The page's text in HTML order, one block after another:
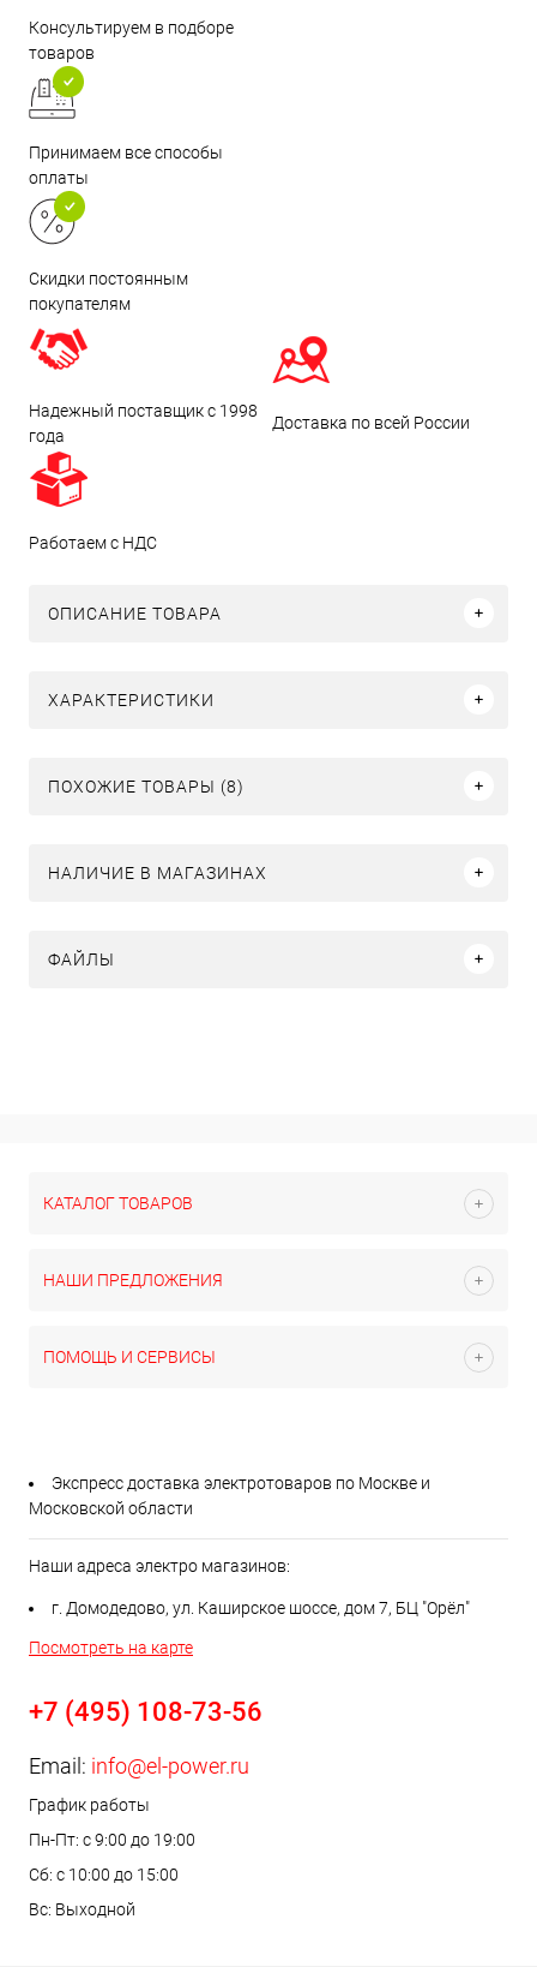
Консультируем в подборе
товаров
Принимаем все способы
оплаты
Скидки постоянным
покупателям
Надежный поставщик с 1998
года
Доставка по всей России
Работаем с НДС
ОПИСАНИЕ ТОВАРА
ХАРАКТЕРИСТИКИ
ПОХОЖИЕ ТОВАРЫ (8)
НАЛИЧИЕ В МАГАЗИНАХ
ФАЙЛЫ
КАТАЛОГ ТОВАРОВ
НАШИ ПРЕДЛОЖЕНИЯ
ПОМОЩЬ И СЕРВИСЫ
Экспресс доставка электротоваров по Москве и
Московской области
Наши адреса электро магазинов:
г. Домодедово, ул. Каширское шоссе, дом 7, БЦ "Орёл"
Посмотреть на карте
+7 (495) 108-73-56
Email: info@el-power.ru
График работы
Пн-Пт: с 9:00 до 19:00
Сб: с 10:00 до 15:00
Вс: Выходной